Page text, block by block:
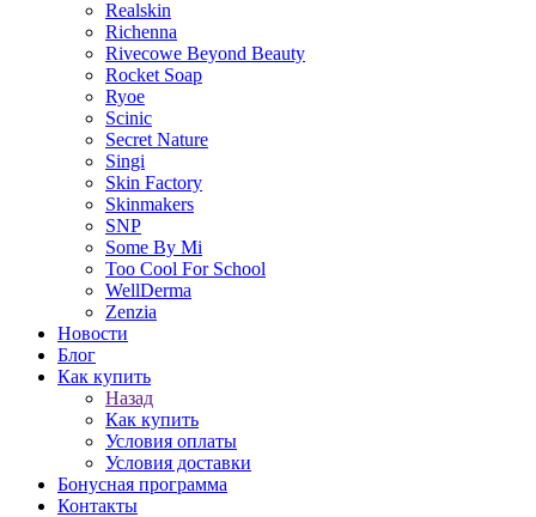
Realskin
Richenna
Rivecowe Beyond Beauty
Rocket Soap
Ryoe
Scinic
Secret Nature
Singi
Skin Factory
Skinmakers
SNP
Some By Mi
Too Cool For School
WellDerma
Zenzia
Новости
Блог
Как купить
Назад
Как купить
Условия оплаты
Условия доставки
Бонусная программа
Контакты